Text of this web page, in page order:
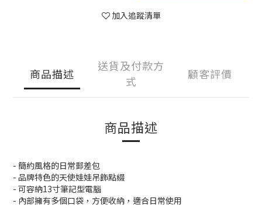
加入追蹤清單
商品描述
送貨及付款方
式
顧客評價
商品描述
- 簡約風格的日常郵差包
- 品牌特色的天使娃娃吊飾點綴
- 可容納13寸筆記型電腦
- 內部擁有多個口袋，方便收納，適合日常使用